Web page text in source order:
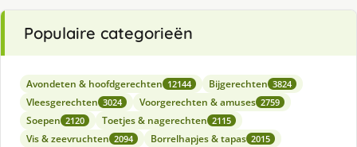
Populaire categorieën
Avondeten & hoofdgerechten 12144 Bijgerechten 3824
Vleesgerechten 3024 Voorgerechten & amuses 2759
Soepen 2120 Toetjes & nagerechten 2115
Vis & zeevruchten 2094 Borrelhapjes & tapas 2015